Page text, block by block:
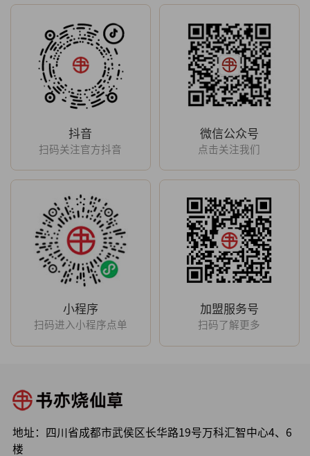
抖音
扫码关注官方抖音
微信公众号
点击关注我们
小程序
扫码进入小程序点单
加盟服务号
扫码了解更多
地址：四川省成都市武侯区长华路19号万科汇智中心4、6
楼